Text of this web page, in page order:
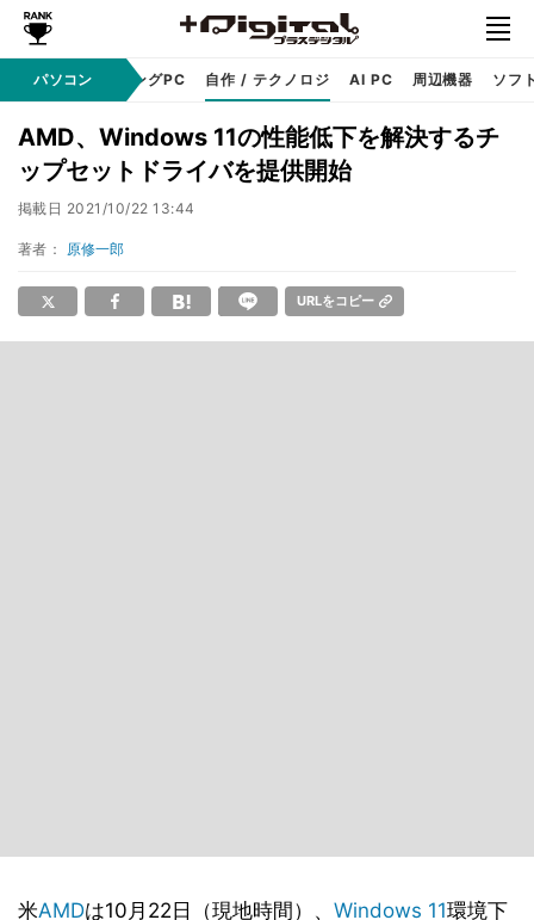
パソコン
PC本体 ゲーミングPC 自作 / テクノロジ AI PC 周辺機器 ソフ
AMD、Windows 11の性能低下を解決するチ
ップセットドライバを提供開始
掲載日 2021/10/22 13:44
著者： 原修一郎
URLをコピー
米AMDは10月22日（現地時間）、 Windows 11環境下